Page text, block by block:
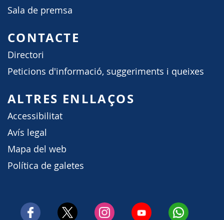
Sala de premsa
CONTACTE
Directori
Peticions d'informació, suggeriments i queixes
ALTRES ENLLAÇOS
Accessibilitat
Avís legal
Mapa del web
Política de galetes